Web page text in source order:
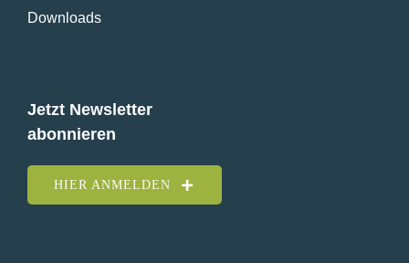
Downloads
Jetzt Newsletter
abonnieren
HIER ANMELDEN